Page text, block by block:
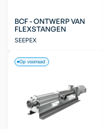
BCF - ONTWERP VAN
FLEXSTANGEN
SEEPEX
Op voorraad